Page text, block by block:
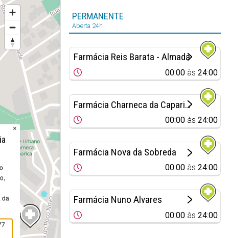
da
×
PERMANENTE
Aberta 24h
Farmácia Reis Barata - Almada
00:00 às24:00
Farmácia Charneca da Caparica
00:00 às24:00
Farmácia Nova da Sobreda
00:00 às24:00
Farmácia Nuno Alvares
00:00 às24:00